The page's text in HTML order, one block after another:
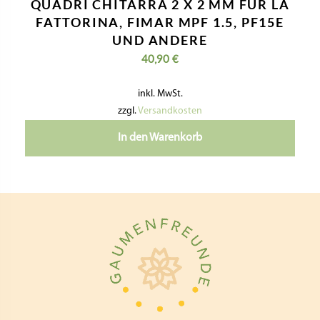
QUADRI CHITARRA 2 X 2 MM FÜR LA
FATTORINA, FIMAR MPF 1.5, PF15E
UND ANDERE
40,90 €
inkl. MwSt.
zzgl.Versandkosten
In den Warenkorb